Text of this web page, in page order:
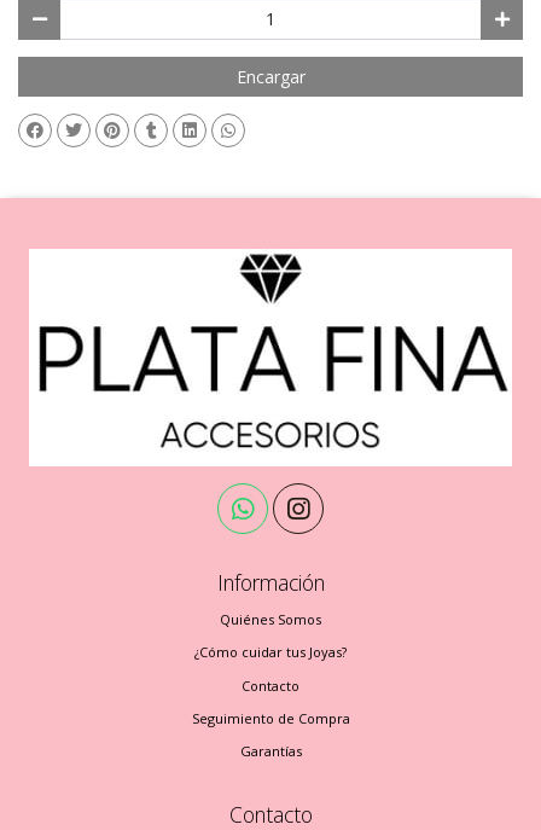
Encargar
Información
Quiénes Somos
¿Cómo cuidar tus Joyas?
Contacto
Seguimiento de Compra
Garantías
Contacto